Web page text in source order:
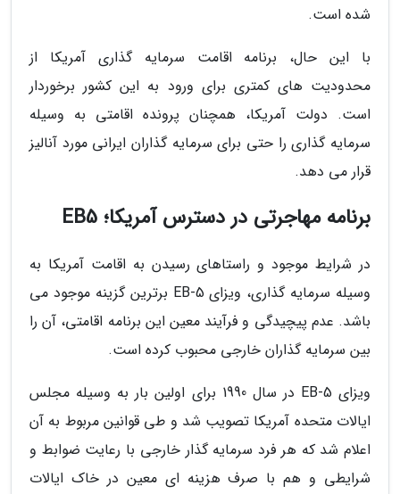
شده است.
با این حال، برنامه اقامت سرمایه گذاری آمریکا از
محدودیت های کمتری برای ورود به این کشور برخوردار
است. دولت آمریکا، همچنان پرونده اقامتی به وسیله
سرمایه گذاری را حتی برای سرمایه گذاران ایرانی مورد آنالیز
قرار می دهد.
برنامه مهاجرتی در دسترس آمریکا؛ EB5
در شرایط موجود و راستاهای رسیدن به اقامت آمریکا به
وسیله سرمایه گذاری، ویزای EB-5 برترین گزینه موجود می
باشد. عدم پیچیدگی و فرآیند معین این برنامه اقامتی، آن را
بین سرمایه گذاران خارجی محبوب کرده است.
ویزای EB-5 در سال 1990 برای اولین بار به وسیله مجلس
ایالات متحده آمریکا تصویب شد و طی قوانین مربوط به آن
اعلام شد که هر فرد سرمایه گذار خارجی با رعایت ضوابط و
شرایطی و هم با صرف هزینه ای معین در خاک ایالات